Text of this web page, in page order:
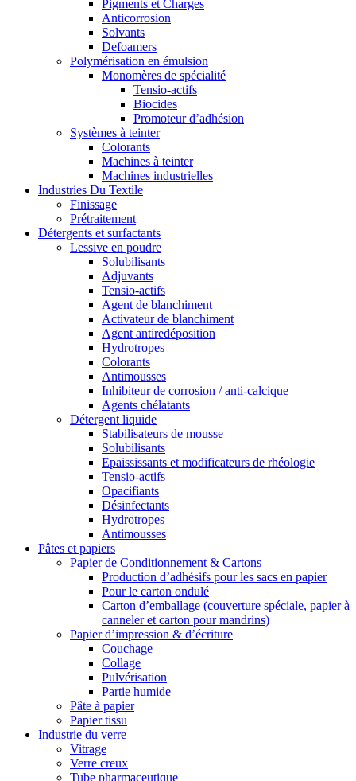
Pigments et Charges
Anticorrosion
Solvants
Defoamers
Polymérisation en émulsion
Monomères de spécialité
Tensio-actifs
Biocides
Promoteur d’adhésion
Systèmes à teinter
Colorants
Machines à teinter
Machines industrielles
Industries Du Textile
Finissage
Prétraitement
Détergents et surfactants
Lessive en poudre
Solubilisants
Adjuvants
Tensio-actifs
Agent de blanchiment
Activateur de blanchiment
Agent antiredéposition
Hydrotropes
Colorants
Antimousses
Inhibiteur de corrosion / anti-calcique
Agents chélatants
Détergent liquide
Stabilisateurs de mousse
Solubilisants
Epaississants et modificateurs de rhéologie
Tensio-actifs
Opacifiants
Désinfectants
Hydrotropes
Antimousses
Pâtes et papiers
Papier de Conditionnement & Cartons
Production d’adhésifs pour les sacs en papier
Pour le carton ondulé
Carton d’emballage (couverture spéciale, papier à
canneler et carton pour mandrins)
Papier d’impression & d’écriture
Couchage
Collage
Pulvérisation
Partie humide
Pâte à papier
Papier tissu
Industrie du verre
Vitrage
Verre creux
Tube pharmaceutique